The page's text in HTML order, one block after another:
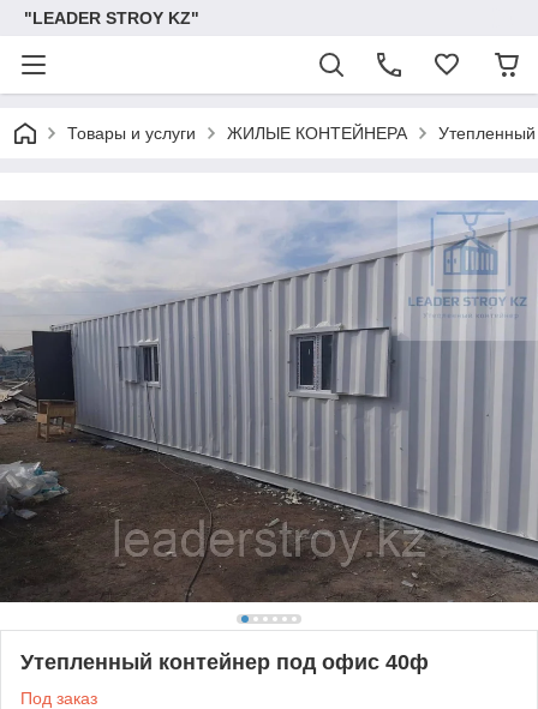
"LEADER STROY KZ"
Товары и услуги ЖИЛЫЕ КОНТЕЙНЕРА
Утепленный контейнер под офис 40ф
Под заказ